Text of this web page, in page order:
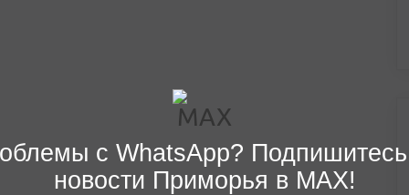
с WhatsApp?
новости Приморья в MAX!